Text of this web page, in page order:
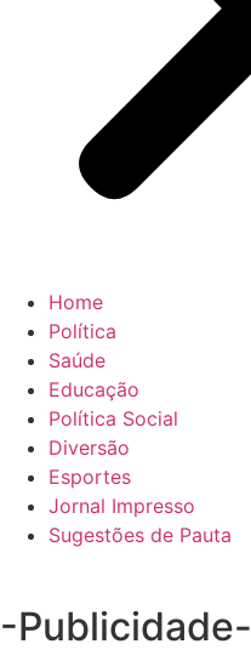
Home
Política
Saúde
Educação
Política Social
Diversão
Esportes
Jornal Impresso
Sugestões de Pauta
-Publicidade-